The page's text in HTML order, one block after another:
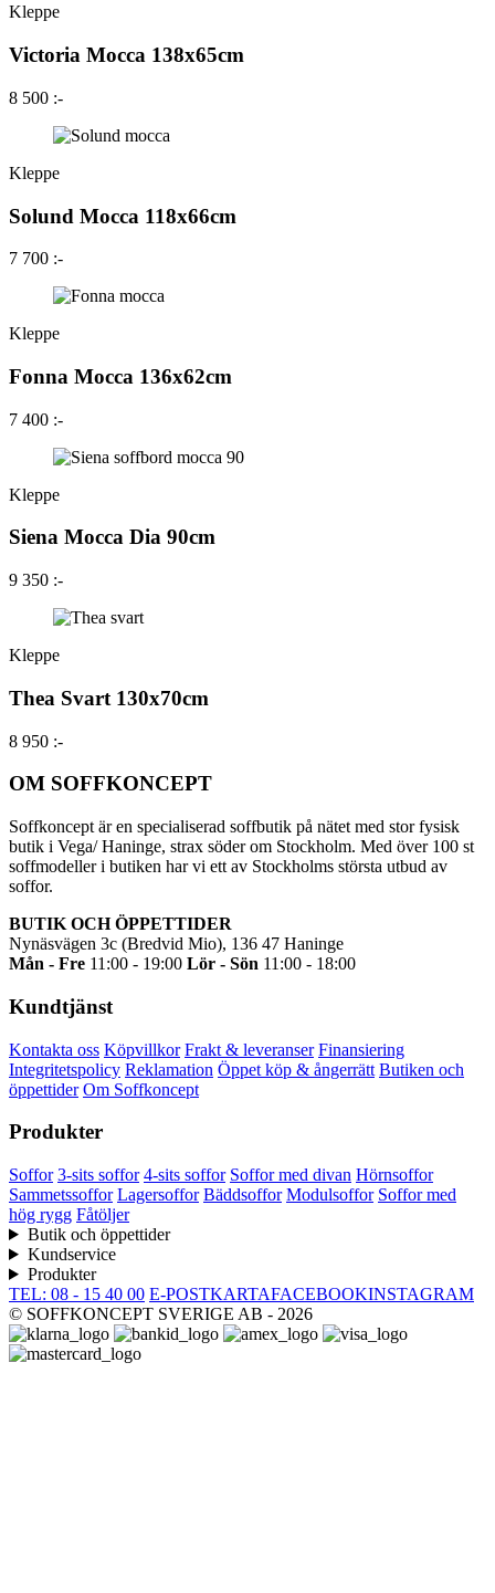
Kleppe
Victoria Mocca 138x65cm
8 500 :-
Kleppe
Solund Mocca 118x66cm
7 700 :-
Kleppe
Fonna Mocca 136x62cm
7 400 :-
Kleppe
Siena Mocca Dia 90cm
9 350 :-
Kleppe
Thea Svart 130x70cm
8 950 :-
OM SOFFKONCEPT
Soffkoncept är en specialiserad soffbutik på nätet med stor fysisk
butik i Vega/ Haninge, strax söder om Stockholm. Med över 100 st
soffmodeller i butiken har vi ett av Stockholms största utbud av
soffor.
BUTIK OCH ÖPPETTIDER
Nynäsvägen 3c (Bredvid Mio), 136 47 Haninge
Mån - Fre 11:00 - 19:00 Lör - Sön 11:00 - 18:00
Kundtjänst
Kontakta oss Köpvillkor Frakt & leveranser Finansiering
Integritetspolicy Reklamation Öppet köp & ångerrätt Butiken och
öppettider Om Soffkoncept
Produkter
Soffor 3-sits soffor 4-sits soffor Soffor med divan Hörnsoffor
Sammetssoffor Lagersoffor Bäddsoffor Modulsoffor Soffor med
hög rygg Fåtöljer
Butik och öppettider
Kundservice
Produkter
TEL: 08 - 15 40 00 E-POSTKARTAFACEBOOKINSTAGRAM
© SOFFKONCEPT SVERIGE AB - 2026